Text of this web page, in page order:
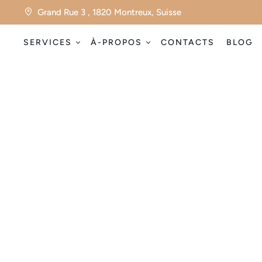
Grand Rue 3 , 1820 Montreux, Suisse
SERVICES À-PROPOS CONTACTS BLOG